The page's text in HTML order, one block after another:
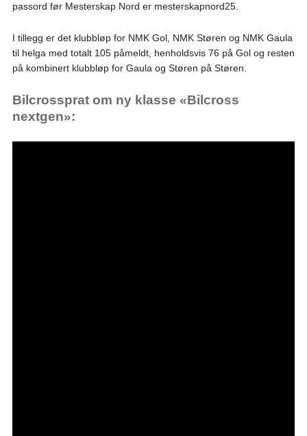
passord før Mesterskap Nord er mesterskapnord25.
I tillegg er det klubbløp for NMK Gol, NMK Støren og NMK Gaula
til helga med totalt 105 påmeldt, henholdsvis 76 på Gol og resten
på kombinert klubbløp for Gaula og Støren på Støren.
Bilcrossprat om ny klasse «Bilcross
nextgen»: